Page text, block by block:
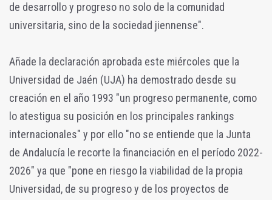
de desarrollo y progreso no solo de la comunidad
universitaria, sino de la sociedad jiennense".
Añade la declaración aprobada este miércoles que la
Universidad de Jaén (UJA) ha demostrado desde su
creación en el año 1993 "un progreso permanente, como
lo atestigua su posición en los principales rankings
internacionales" y por ello "no se entiende que la Junta
de Andalucía le recorte la financiación en el período 2022-
2026" ya que "pone en riesgo la viabilidad de la propia
Universidad, de su progreso y de los proyectos de